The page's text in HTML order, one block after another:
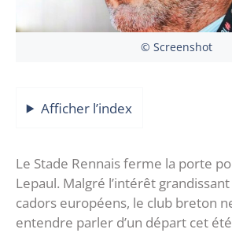
© Screenshot
Afficher l’index
Le Stade Rennais ferme la porte
Lepaul. Malgré l’intérêt
cadors européens, le club breton
entendre parler d’un départ cet